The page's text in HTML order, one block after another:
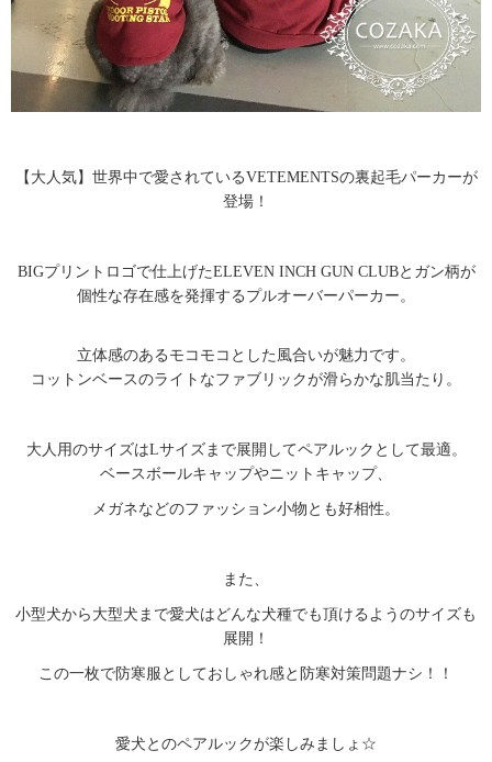
【大人気】世界中で愛されているVETEMENTSの裏起毛パーカーが
登場！
BIGプリントロゴで仕上げたELEVEN INCH GUN CLUBとガン柄が
個性な存在感を発揮するプルオーバーパーカー。
立体感のあるモコモコとした風合いが魅力です。
コットンベースのライトなファブリックが滑らかな肌当たり。
大人用のサイズはLサイズまで展開してペアルックとして最適。
ベースボールキャップやニットキャップ、
メガネなどのファッション小物とも好相性。
また、
小型犬から大型犬まで愛犬はどんな犬種でも頂けるようのサイズも
展開！
この一枚で防寒服としておしゃれ感と防寒対策問題ナシ！！
愛犬とのペアルックが楽しみましょ☆